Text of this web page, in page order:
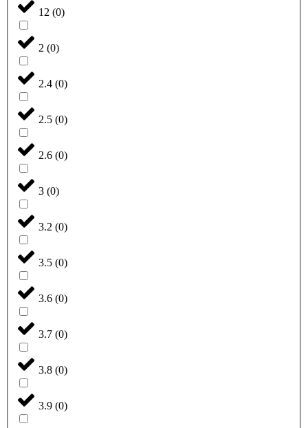
12 (0)
2 (0)
2.4 (0)
2.5 (0)
2.6 (0)
3 (0)
3.2 (0)
3.5 (0)
3.6 (0)
3.7 (0)
3.8 (0)
3.9 (0)